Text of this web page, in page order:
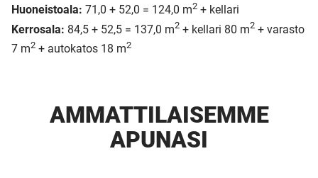
Huoneistoala: 71,0 + 52,0 = 124,0 m2 + kellari
Kerrosala: 84,5 + 52,5 = 137,0 m2 + kellari 80 m2 + varasto
7 m2 + autokatos 18 m2
AMMATTI­LAISEMME
APUNASI